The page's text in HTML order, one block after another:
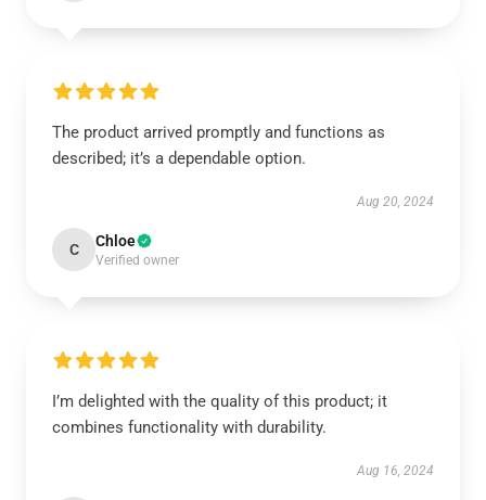
The product arrived promptly and functions as
described; it’s a dependable option.
Aug 20, 2024
C Chloe
Verified owner
I’m delighted with the quality of this product; it
combines functionality with durability.
Aug 16, 2024